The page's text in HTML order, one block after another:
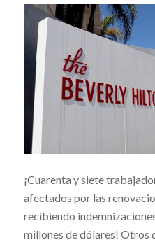
¡Cuarenta y siete
afectados por las
recibiendo
millones de dólares! Otros